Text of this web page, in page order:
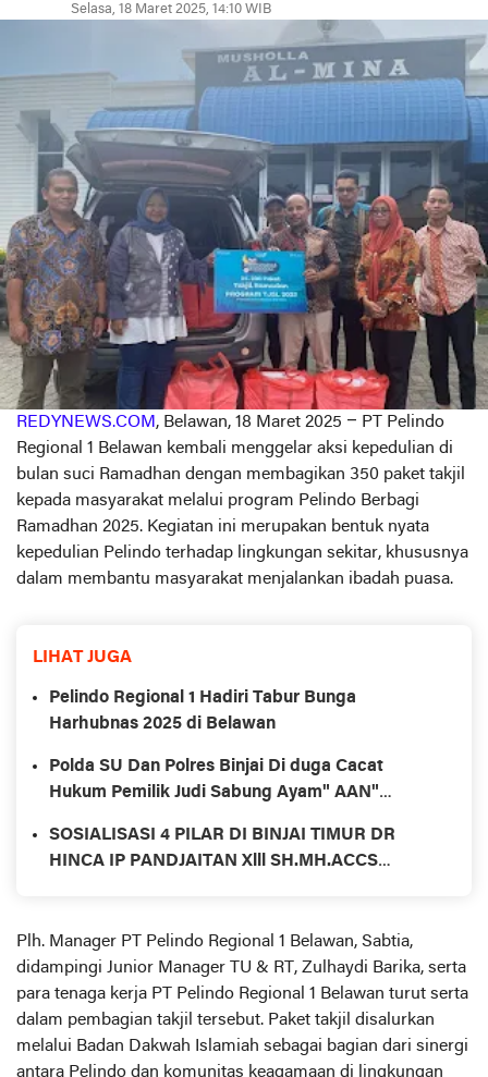
Selasa, 18 Maret 2025, 14:10 WIB
REDYNEWS.COM , Belawan, 18 Maret 2025 – PT Pelindo
Regional 1 Belawan kembali menggelar aksi kepedulian di
bulan suci Ramadhan dengan membagikan 350 paket takjil
kepada masyarakat melalui program Pelindo Berbagi
Ramadhan 2025. Kegiatan ini merupakan bentuk nyata
kepedulian Pelindo terhadap lingkungan sekitar, khususnya
dalam membantu masyarakat menjalankan ibadah puasa.
LIHAT JUGA
Pelindo Regional 1 Hadiri Tabur Bunga
Harhubnas 2025 di Belawan
Polda SU Dan Polres Binjai Di duga Cacat
Hukum Pemilik Judi Sabung Ayam" AAN"
APH Sumut
SOSIALISASI 4 PILAR DI BINJAI TIMUR DR
HINCA IP PANDJAITAN Xlll SH.MH.ACCS
Plh. Manager PT Pelindo Regional 1 Belawan, Sabtia,
didampingi Junior Manager TU & RT, Zulhaydi Barika, serta
para tenaga kerja PT Pelindo Regional 1 Belawan turut serta
dalam pembagian takjil tersebut. Paket takjil disalurkan
melalui Badan Dakwah Islamiah sebagai bagian dari sinergi
antara Pelindo dan komunitas keagamaan di lingkungan